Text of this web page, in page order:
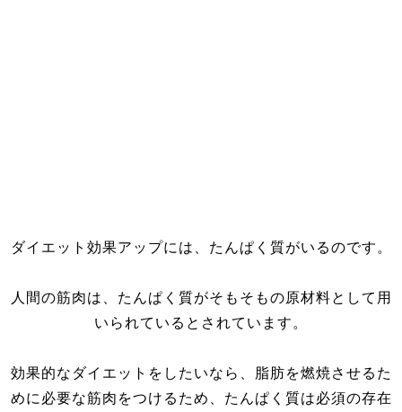
ダイエット効果アップには、たんぱく質がいるのです。
人間の筋肉は、たんぱく質がそもそもの原材料として用
いられているとされています。
効果的なダイエットをしたいなら、脂肪を燃焼させるた
めに必要な筋肉をつけるため、たんぱく質は必須の存在